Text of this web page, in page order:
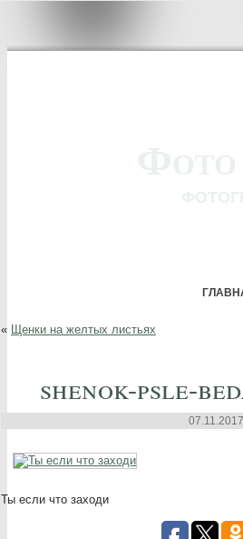
« Щенки на желтых листьях
shenok-psle-
Ты если что заходи